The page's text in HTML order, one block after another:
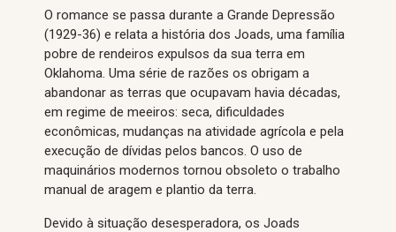
O romance se passa durante a Grande Depressão
(1929-36) e relata a história dos Joads, uma família
pobre de rendeiros expulsos da sua terra em
Oklahoma. Uma série de razões os obrigam a
abandonar as terras que ocupavam havia décadas,
em regime de meeiros: seca, dificuldades
econômicas, mudanças na atividade agrícola e pela
execução de dívidas pelos bancos. O uso de
maquinários modernos tornou obsoleto o trabalho
manual de aragem e plantio da terra.
Devido à situação desesperadora, os Joads